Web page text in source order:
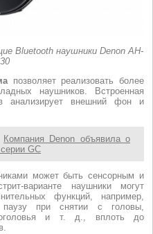
Bluetooth наушники Denon AH-
позволяет реализовать более
наушников. Встроенная
анализирует внешний фон и
Компания Denon объявила о
GC
может быть сенсорным и
варианте наушники могут
функций, например,
паузу при снятии с головы,
и т. д., вплоть до